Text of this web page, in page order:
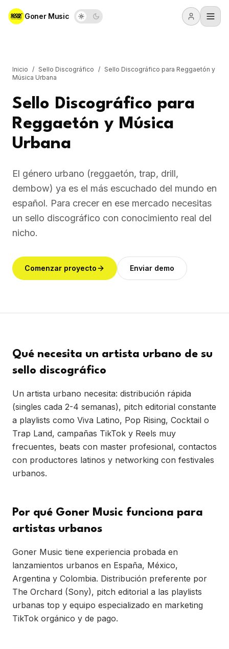
Goner Music
Inicio / Sello Discográfico / Sello Discográfico para Reggaetón y
Música Urbana
Sello Discográfico para
Reggaetón y Música
Urbana
El género urbano (reggaetón, trap, drill,
dembow) ya es el más escuchado del mundo en
español. Para crecer en ese mercado necesitas
un sello discográfico con conocimiento real del
nicho.
Comenzar proyecto Enviar demo
Qué necesita un artista urbano de su
sello discográfico
Un artista urbano necesita: distribución rápida
(singles cada 2-4 semanas), pitch editorial constante
a playlists como Viva Latino, Pop Rising, Cocktail o
Trap Land, campañas TikTok y Reels muy
frecuentes, beats con master profesional, contactos
con productores latinos y networking con festivales
urbanos.
Por qué Goner Music funciona para
artistas urbanos
Goner Music tiene experiencia probada en
lanzamientos urbanos en España, México,
Argentina y Colombia. Distribución preferente por
The Orchard (Sony), pitch editorial a las playlists
urbanas top y equipo especializado en marketing
TikTok orgánico y de pago.